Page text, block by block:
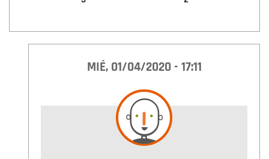
MIÉ, 01/04/2020 - 17:11